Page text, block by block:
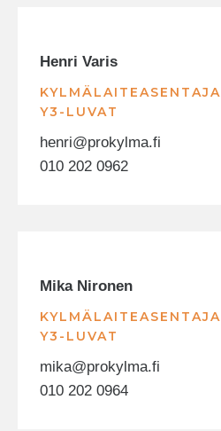
Henri Varis
KYLMÄLAITEASENTAJA
Y3-LUVAT
henri@prokylma.fi
010 202 0962
Mika Nironen
KYLMÄLAITEASENTAJA
Y3-LUVAT
mika@prokylma.fi
010 202 0964